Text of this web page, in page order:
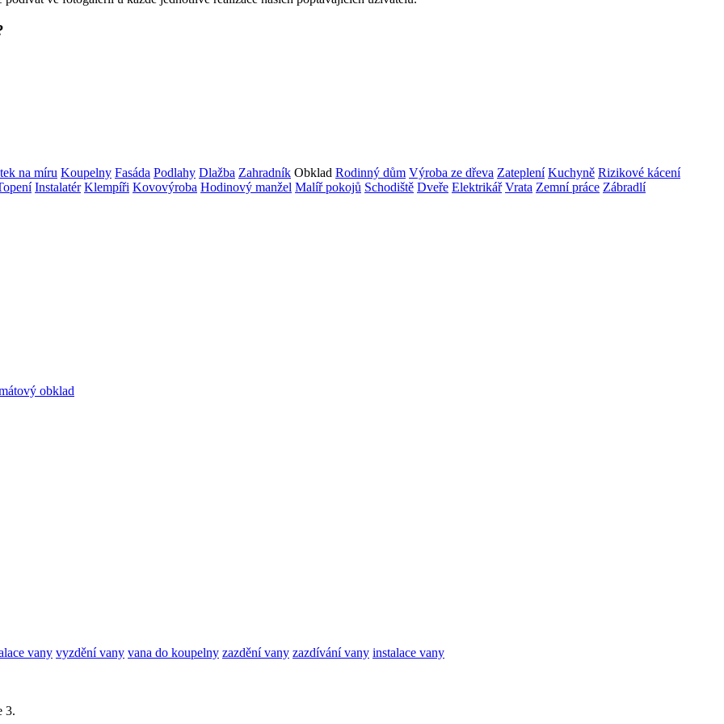
na míru Koupelny Fasáda Podlahy Dlažba Zahradník Obklad Rodinný dům Výroba ze dřeva Zateplení Kuchyně Rizikové kácení
Instalatér Klempíři Kovovýroba Hodinový manžel Malíř pokojů Schodiště Dveře Elektrikář Vrata Zemní práce Zábradlí
obklad
vany vyzdění vany vana do koupelny zazdění vany zazdívání vany instalace vany
3.